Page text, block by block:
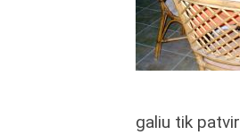
galiu tik